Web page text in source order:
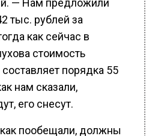
— Нам предложили
тыс. рублей за
как сейчас в
стоимость
порядка 55
нам сказали,
его снесут.
пообещали, должны